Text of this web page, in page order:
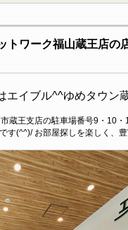
トワーク福山蔵王店の
エイブル^^ゆめタウン
蔵王支店の駐車場番号9・10
す(^^)/ お部屋探しを楽しく、